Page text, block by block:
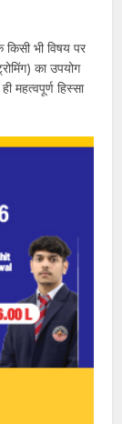
भी विषय पर
का उपयोग
महत्वपूर्ण हिस्सा